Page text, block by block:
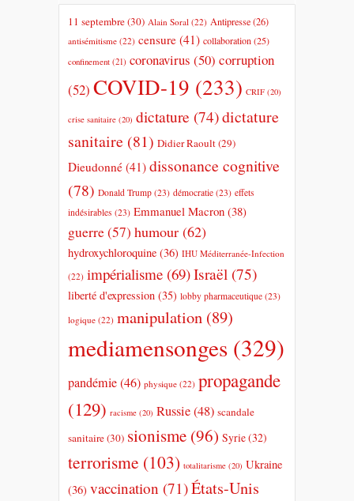
11 septembre(30) Alain Soral (22) Antipresse(26)
antisémitisme (22) censure (41) collaboration(25)
confinement (21) coronavirus (50) corruption
(52) COVID-19 (233) CRIF (20)
crise sanitaire (20) dictature (74)dictature
sanitaire (81) Didier Raoult(29)
Dieudonné (41) dissonance cognitive
(78) Donald Trump (23) démocratie (23) effets
indésirables (23) Emmanuel Macron (38)
guerre(57) humour (62)
hydroxychloroquine (36) IHU Méditerranée-Infection
(22) impérialisme (69)Israël (75)
liberté d'expression (35) lobby pharmaceutique (23)
logique (22) manipulation (89)
mediamensonges (329)
pandémie(46) physique (22) propagande
(129) racisme (20) Russie(48) scandale
sanitaire(30) sionisme (96) Syrie(32)
terrorisme (103) totalitarisme (20) Ukraine
(36) vaccination (71)États-Unis